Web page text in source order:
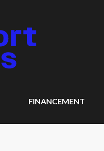
FINANCEMENT